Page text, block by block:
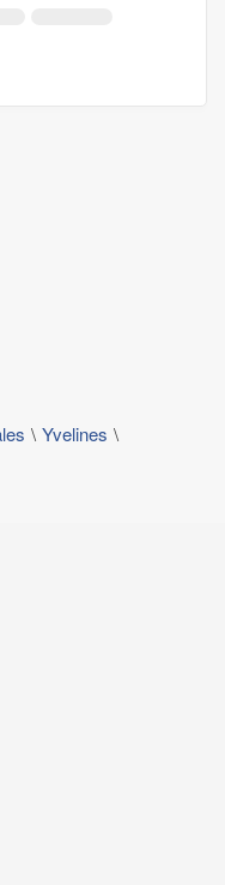
Yvelines